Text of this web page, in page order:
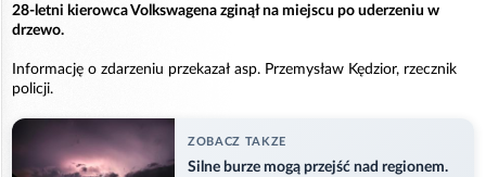
28-letni kierowca Volkswagena zginął na miejscu po uderzeniu w
drzewo.
Informację o zdarzeniu przekazał asp. Przemysław Kędzior, rzecznik
policji.
ZOBACZ TAKZE
Silne burze mogą przejść nad regionem.